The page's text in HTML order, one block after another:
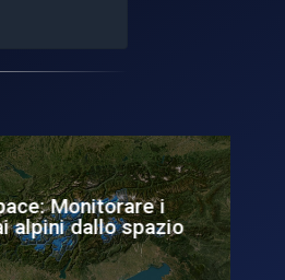
Monitorare i
dallo spazio